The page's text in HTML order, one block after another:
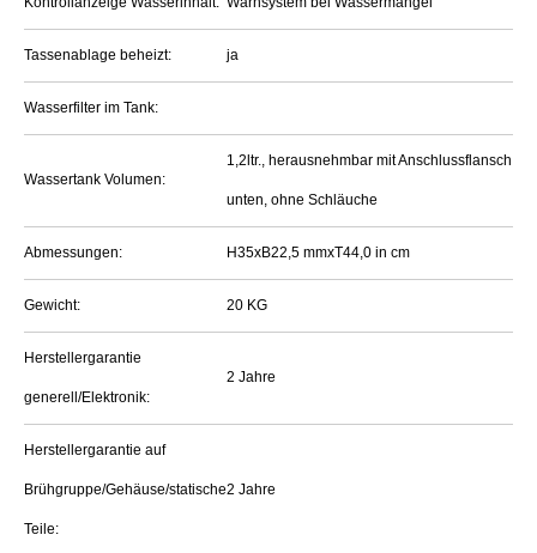
Tassenablage beheizt: ja
Wasserfilter im Tank:
Wassertank Volumen:
1,2ltr., herausnehmbar mit Anschlussflansch
unten, ohne Schläuche
Abmessungen: H35xB22,5 mmxT44,0 in cm
Gewicht: 20 KG
Herstellergarantie
generell/Elektronik:
2 Jahre
Herstellergarantie auf
Brühgruppe/Gehäuse/statische
Teile:
2 Jahre